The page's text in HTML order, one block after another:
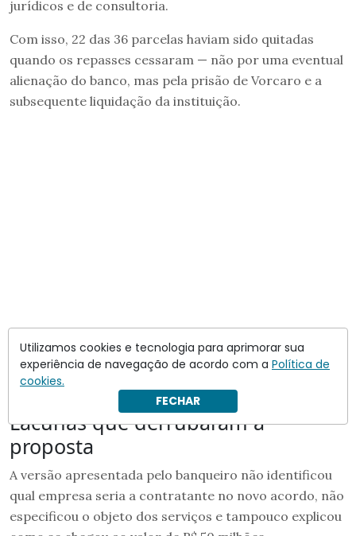
jurídicos e de consultoria.
Com isso, 22 das 36 parcelas haviam sido quitadas
quando os repasses cessaram — não por uma eventual
alienação do banco, mas pela prisão de Vorcaro e a
subsequente liquidação da instituição.
Lacunas que derrubaram a
proposta
A versão apresentada pelo banqueiro não identificou
qual empresa seria a contratante no novo acordo, não
especificou o objeto dos serviços e tampouco explicou
Utilizamos cookies e tecnologia para aprimorar sua
experiência de navegação de acordo com a Política de
cookies.
FECHAR